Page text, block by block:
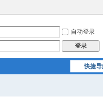
自动登录
登录
快捷